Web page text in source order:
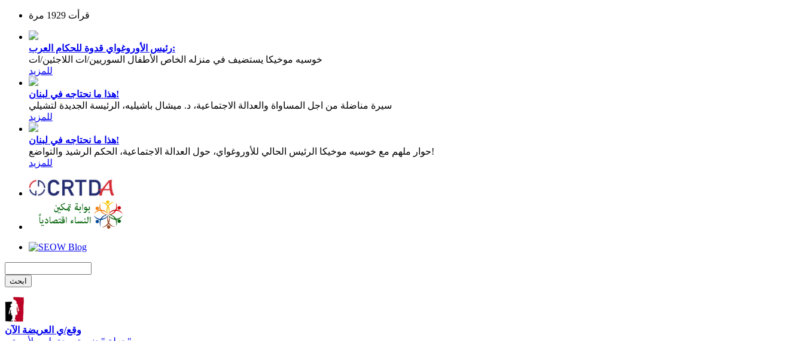
قرأت 1929 مرة
رئيس الأوروغواي قدوة للحكام العرب:
خوسيه موخيكا يستضيف في منزله الخاص الأطفال السوريين/ات اللاجئين/ات
للمزيد
هذا ما نحتاجه في لبنان!
سيرة مناضلة من اجل المساواة والعدالة الاجتماعية، د. ميشال باشيليه، الرئيسة الجديدة لتشيلي
للمزيد
هذا ما نحتاجه في لبنان!
حوار ملهم مع خوسيه موخيكا الرئيس الحالي للأوروغواي، حول العدالة الاجتماعية، الحكم الرشيد والتواضع!
للمزيد
وقع/ي العريضة الآن